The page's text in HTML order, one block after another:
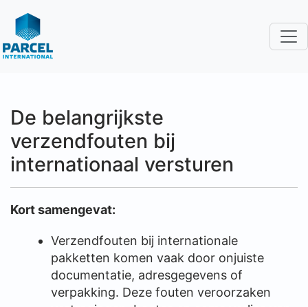
De belangrijkste
verzendfouten bij
internationaal versturen
Kort samengevat:
Verzendfouten bij internationale
pakketten komen vaak door onjuiste
documentatie, adresgegevens of
verpakking. Deze fouten veroorzaken